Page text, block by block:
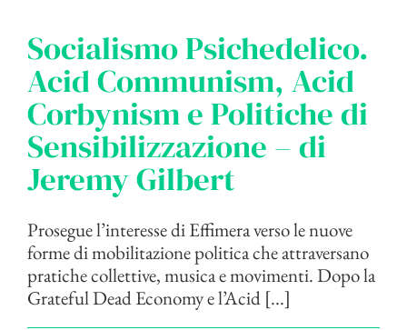
Socialismo Psichedelico.
Acid Communism, Acid
Corbynism e Politiche di
Sensibilizzazione – di
Jeremy Gilbert
Prosegue l’interesse di Effimera verso le nuove
forme di mobilitazione politica che attraversano
pratiche collettive, musica e movimenti. Dopo la
Grateful Dead Economy e l’Acid [...]